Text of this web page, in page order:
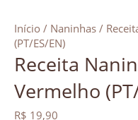
Início / Naninhas /
(PT/ES/EN)
Receita
Vermelho
R$ 19,90